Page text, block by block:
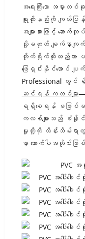
အရေးကြီးသော အမှာ
ရူးထိုးနည်းကို ကျယ်ပြ
အများအားဖြင့် ဆော
သို့မဟုတ် မျက်နှာကျက် ပ
တိုက်ရိုက်ထိုးထည့်ကာ
ဖြေရှင်းနိုင်အောင် ပျ
Professional တွင်
ဆင်ရန် ကလစ်များ—
ရရှိစေရန် မဖြစ်မ
ကလစ်များသည် ခံ
မှုတို့ကို ထိန်းသိမ်းရာတွင်
မှာ အောက်ပါအတိုင်းဖ